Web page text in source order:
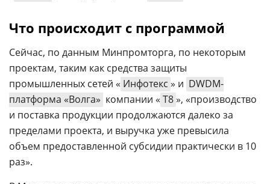
Что происходит с программой
Сейчас, по данным Минпромторга, по некоторым
проектам, таким как средства защиты
промышленных сетей « Инфотекс » и DWDM-
платформа «Волга» компании « Т8», «производство
и поставка продукции продолжаются далеко за
пределами проекта, и выручка уже превысила
объем предоставленной субсидии практически в 10
раз».